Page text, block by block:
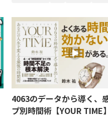
4063のデータから導く、
プ別時間術【YOUR TIME】